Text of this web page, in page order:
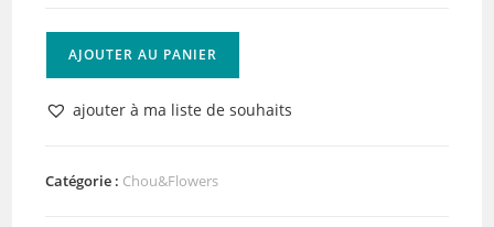
Tampons
clear
Doudou
AJOUTER AU PANIER
ajouter à ma liste de souhaits
Catégorie : Chou&Flowers